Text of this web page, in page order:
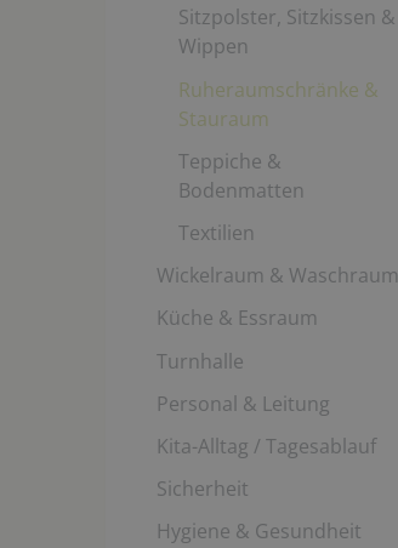
Sitzpolster, Sitzkissen &
Wippen
Ruheraumschränke &
Stauraum
Teppiche &
Bodenmatten
Textilien
Wickelraum & Waschraum
Küche & Essraum
Turnhalle
Personal & Leitung
Kita-Alltag / Tagesablauf
Sicherheit
Hygiene & Gesundheit